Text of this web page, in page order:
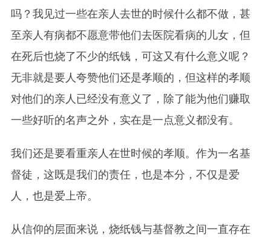
吗？我见过一些在亲人去世的时候什么都不做，甚
至亲人有病都不愿意带他们去医院看病的儿女，但
在死后也烧了不少的纸钱，可这又有什么意义呢？
无非就是要人夸赞他们还是孝顺的，但这样的孝顺
对他们的亲人已经没有意义了，除了能为他们赚取
一些好听的名声之外，实在是一点意义都没有。
我们还是要看重亲人在世时候的孝顺。作为一名基
督徒，这既是我们的责任，也是本分，不仅是爱
人，也是爱上帝。
从信仰的层面来说，烧纸钱与基督教之间一直存在